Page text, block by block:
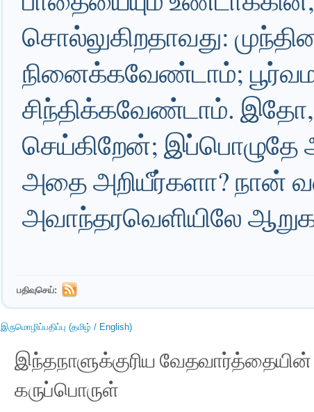
சொல்லுகிறதாவது:
நினைக்கவேண்டாம்;
சிந்திக்கவேண்டாம். இதோ,
செய்கிறேன்;
அதை அறியீர்களா? நான்
அவாந்தரவெளியிலே
பதிவுசெய்:
இருமொழிப்பதிப்பு (தமிழ் / English)
இந்தநாளுக்குரிய வேதவார்த்தையின்
கருப்பொருள்